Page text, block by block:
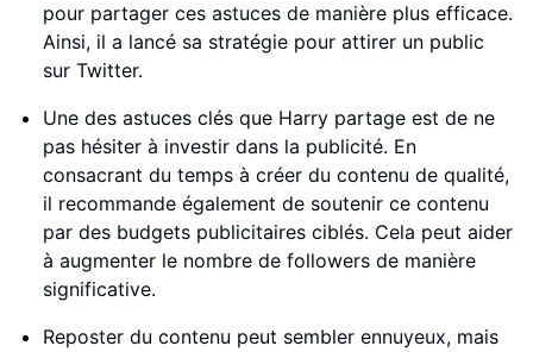
pour partager ces astuces de manière plus efficace.
Ainsi, il a lancé sa stratégie pour attirer un public
sur Twitter.
Une des astuces clés que Harry partage est de ne
pas hésiter à investir dans la publicité. En
consacrant du temps à créer du contenu de qualité,
il recommande également de soutenir ce contenu
par des budgets publicitaires ciblés. Cela peut aider
à augmenter le nombre de followers de manière
significative.
Reposter du contenu peut sembler ennuyeux, mais